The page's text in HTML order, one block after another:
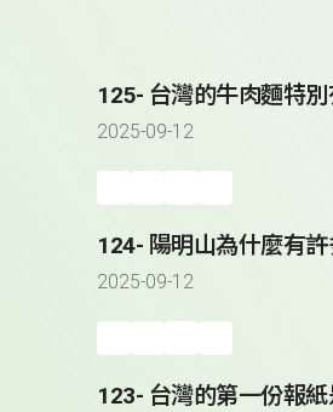
125- 台灣的牛肉麵特別
2025-09-12
124- 陽明山為什麼有
2025-09-12
123- 台灣的第一份報紙